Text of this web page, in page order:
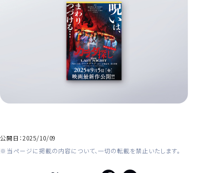
公開日：2025/10/09
当ページに掲載の内容について、一切の転載を禁止いたします。